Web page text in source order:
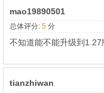
mao19890501
总体评分: 5 分
不知道能不能升级到1.27
tianzhiwan